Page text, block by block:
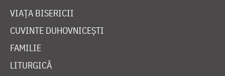
VIAȚA BISERICII
CUVINTE DUHOVNICEȘTI
FAMILIE
LITURGICĂ